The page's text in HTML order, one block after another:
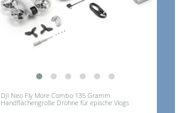
DJI Neo Fly More Combo 135 Gramm
Handflächengroße Drohne für epische Vlogs